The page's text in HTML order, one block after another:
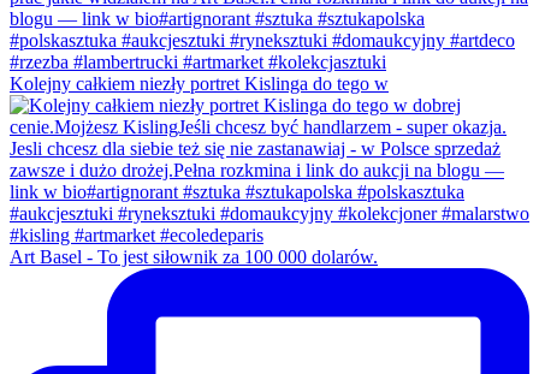
Kolejny całkiem niezły portret Kislinga do tego w
Art Basel - To jest siłownik za 100 000 dolarów.